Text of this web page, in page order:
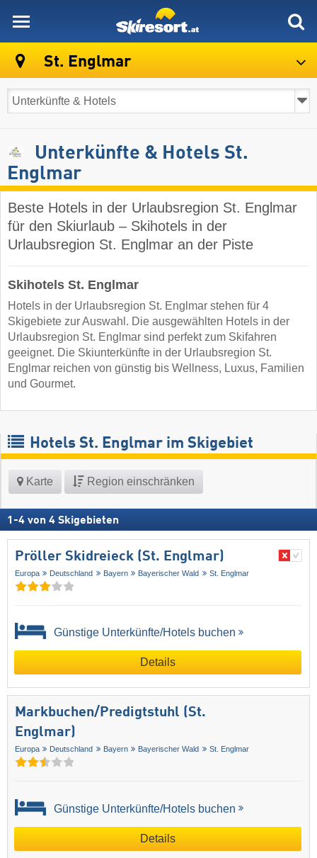
St. Englmar
Unterkünfte & Hotels St.
Englmar
Beste Hotels in der Urlaubsregion St. Englmar
für den Skiurlaub – Skihotels in der
Urlaubsregion St. Englmar an der Piste
Skihotels St. Englmar
Hotels in der Urlaubsregion St. Englmar stehen für 4
Skigebiete zur Auswahl. Die ausgewählten Hotels in der
Urlaubsregion St. Englmar sind perfekt zum Skifahren
geeignet. Die Skiunterkünfte in der Urlaubsregion St.
Englmar reichen von günstig bis Wellness, Luxus, Familien
und Gourmet.
Hotels St. Englmar im Skigebiet
Karte Region einschränken
1 -4 von 4 Skigebieten
Pröller Skidreieck (St. Englmar)
Europa Deutschland Bayern Bayerischer Wald St. Englmar
Günstige Unterkünfte/Hotels buchen
Details
Markbuchen/​Predigtstuhl (St.
Englmar)
Europa Deutschland Bayern Bayerischer Wald St. Englmar
Günstige Unterkünfte/Hotels buchen
Details